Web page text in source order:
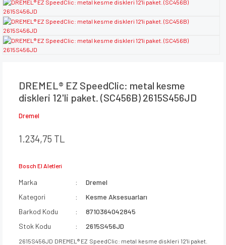
DREMEL® EZ SpeedClic: metal kesme
diskleri 12'li paket. (SC456B) 2615S456JD
Dremel
1.234,75 TL
Bosch El Aletleri
Marka
Dremel
Kategori
Kesme Aksesuarları
Barkod Kodu
8710364042845
Stok Kodu
2615S456JD
2615S456JD DREMEL® EZ SpeedClic: metal kesme diskleri 12'li paket.